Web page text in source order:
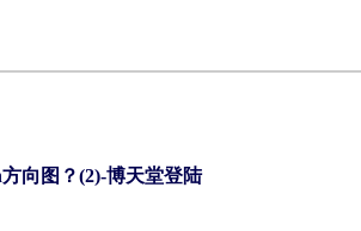
向图？(2)-博天堂登陆